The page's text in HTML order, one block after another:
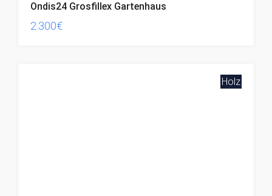
Ondis24 Grosfillex Gartenhaus
2.300€
Holz